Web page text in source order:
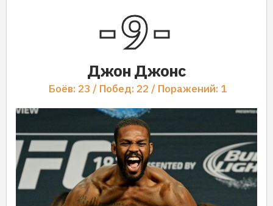
9
Джон Джонс
Боёв: 23 / Побед: 22 / Поражений: 1